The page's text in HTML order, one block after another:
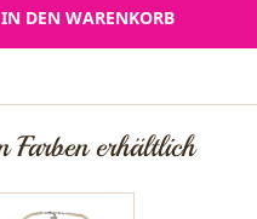
IN DEN WARENKORB
Farben erhältlich